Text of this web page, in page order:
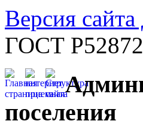
Версия
ГОСТ
поселения